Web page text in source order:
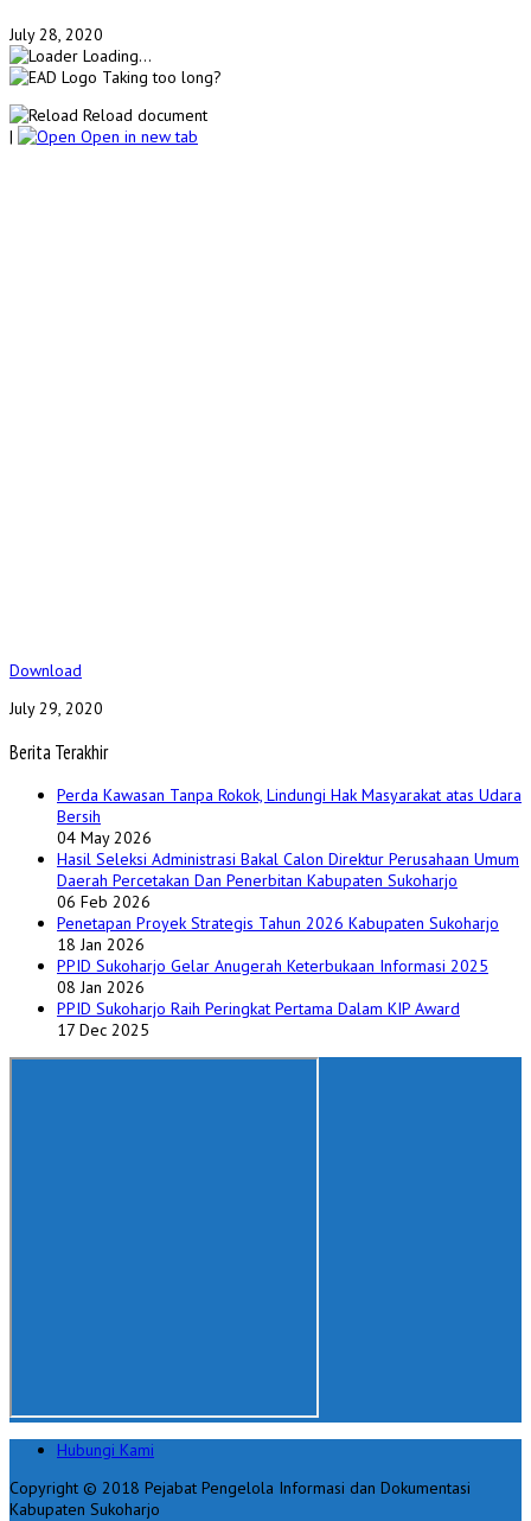
July 28, 2020
Loading...
Taking too long?
Reload document
|
Open in new tab
Download
July 29, 2020
Berita Terakhir
Perda Kawasan Tanpa Rokok, Lindungi Hak Masyarakat atas Udara
Bersih
04 May 2026
Hasil Seleksi Administrasi Bakal Calon Direktur Perusahaan Umum
Daerah Percetakan Dan Penerbitan Kabupaten Sukoharjo
06 Feb 2026
Penetapan Proyek Strategis Tahun 2026 Kabupaten Sukoharjo
18 Jan 2026
PPID Sukoharjo Gelar Anugerah Keterbukaan Informasi 2025
08 Jan 2026
PPID Sukoharjo Raih Peringkat Pertama Dalam KIP Award
17 Dec 2025
Hubungi Kami
Copyright © 2018 Pejabat Pengelola Informasi dan Dokumentasi
Kabupaten Sukoharjo